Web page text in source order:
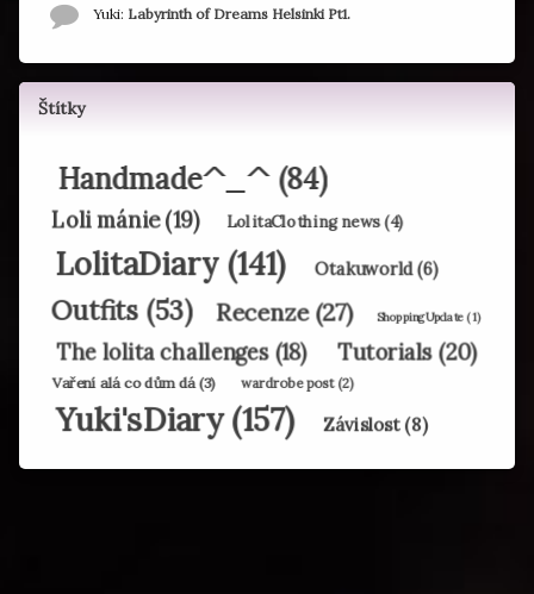
Yuki: Labyrinth of Dreams Helsinki Pt1.
Štítky
Handmade^_^(84)
Loli mánie(19) LolitaClothing news(4)
LolitaDiary(141) Otakuworld(6)
Outfits (53) Recenze(27) ShoppingUpdate(1)
The lolita challenges(18) Tutorials(20)
Vaření alá co dům dá(3) wardrobe post(2)
Yuki'sDiary(157) Závislost(8)